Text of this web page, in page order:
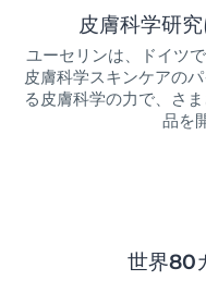
皮膚科学研
ユーセリンは、ドイツ
皮膚科学スキンケアの
る皮膚科学の力で、さ
品を
世界80